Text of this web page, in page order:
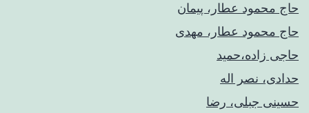
حاج محمود عطار، پیمان
حاج محمود عطار، مهدی
حاجی زاده،حمید
حدادی، نصر اله
حسینی جبلی، رضا